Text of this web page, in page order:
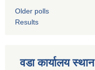
Older polls
Results
वडा कार्यालय स्थान